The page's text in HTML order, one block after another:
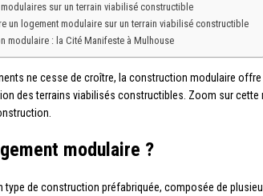
sur un terrain viabilisé constructible
un logement modulaire sur un terrain viabilisé constructible
modulaire : la Cité Manifeste à Mulhouse
ne cesse de croître, la construction modulaire
des terrains viabilisés constructibles. Zoom sur cette
modulaire ?
type de construction préfabriquée, composée de